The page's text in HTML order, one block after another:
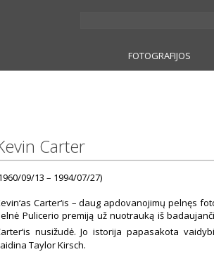
FOTOGRAFIJOS
Carter
09/13 – 1994/07/27)
Carter‘is – daug apdovanojimų pelnęs
Pulicerio premiją už nuotrauką iš
nusižudė. Jo istorija papasakota
Taylor Kirsch.